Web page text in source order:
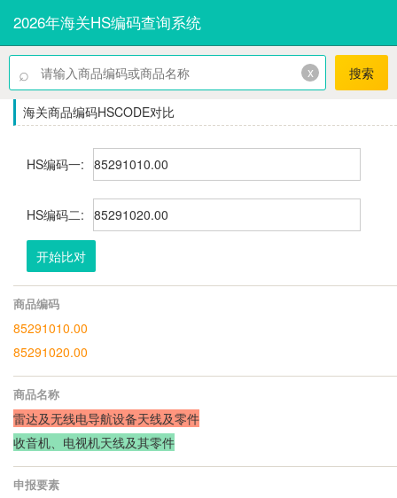
2026年海关HS编码查询系统
⌕ x 搜索
海关商品编码HSCODE对比
HS编码一:
HS编码二:
开始比对
商品编码
85291010.00
85291020.00
商品名称
雷达及无线电导航设备天线及零件
收音机、电视机天线及其零件
申报要素